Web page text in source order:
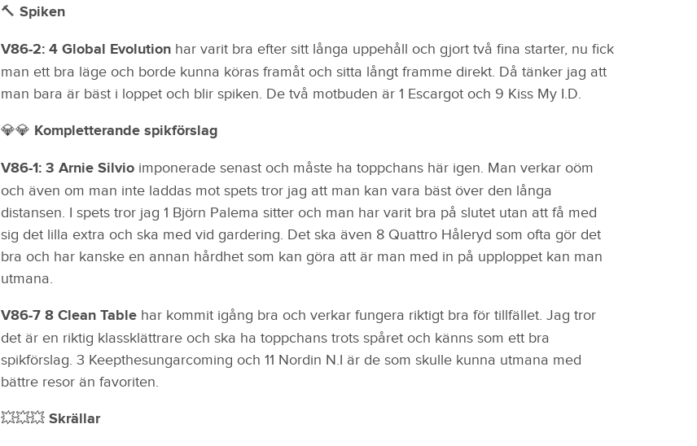
🔨 Spiken
V86-2: 4 Global Evolution har varit bra efter sitt långa uppehåll och gjort två fina starter, nu fick
man ett bra läge och borde kunna köras framåt och sitta långt framme direkt. Då tänker jag att
man bara är bäst i loppet och blir spiken. De två motbuden är 1 Escargot och 9 Kiss My I.D.
💎💎 Kompletterande spikförslag
V86-1: 3 Arnie Silvio imponerade senast och måste ha toppchans här igen. Man verkar oöm
och även om man inte laddas mot spets tror jag att man kan vara bäst över den långa
distansen. I spets tror jag 1 Björn Palema sitter och man har varit bra på slutet utan att få med
sig det lilla extra och ska med vid gardering. Det ska även 8 Quattro Håleryd som ofta gör det
bra och har kanske en annan hårdhet som kan göra att är man med in på upploppet kan man
utmana.
V86-7 8 Clean Table har kommit igång bra och verkar fungera riktigt bra för tillfället. Jag tror
det är en riktig klassklättrare och ska ha toppchans trots spåret och känns som ett bra
spikförslag. 3 Keepthesungarcoming och 11 Nordin N.I är de som skulle kunna utmana med
bättre resor än favoriten.
💥💥💥 Skrällar